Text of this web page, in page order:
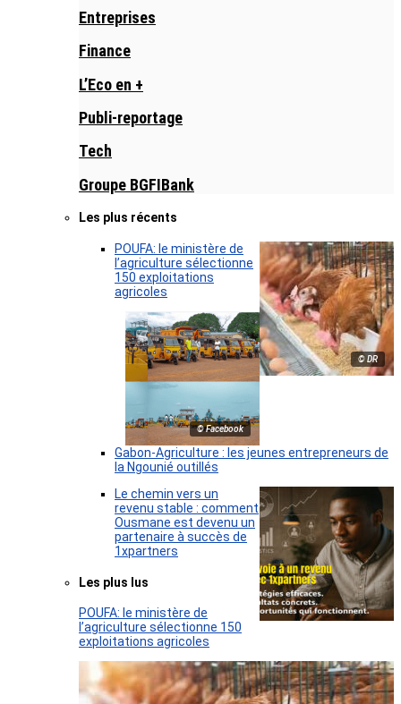
Entreprises
Finance
L’Eco en +
Publi-reportage
Tech
Groupe BGFIBank
Les plus récents
© DR
POUFA: le ministère de
l’agriculture sélectionne
150 exploitations
agricoles
© Facebook
Gabon-Agriculture : les jeunes entrepreneurs de
la Ngounié outillés
Le chemin vers un
revenu stable : comment
Ousmane est devenu un
partenaire à succès de
1xpartners
Les plus lus
POUFA: le ministère de
l’agriculture sélectionne 150
exploitations agricoles